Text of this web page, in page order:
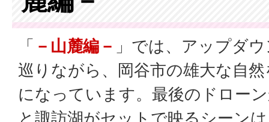
「 －山麓編－ 」では、アップダ
巡りながら、岡谷市の雄大な自
になっています。最後のドロー
と諏訪湖がセットで映るシーン